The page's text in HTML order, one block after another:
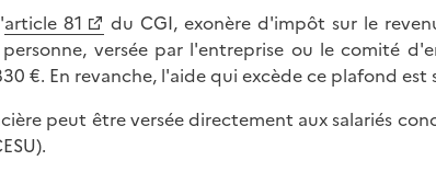
article 81
du CGI, exonère d'impôt sur le
versée par l'entreprise ou le comité
€. En revanche, l'aide qui excède ce plafond est
peut être versée directement aux salariés